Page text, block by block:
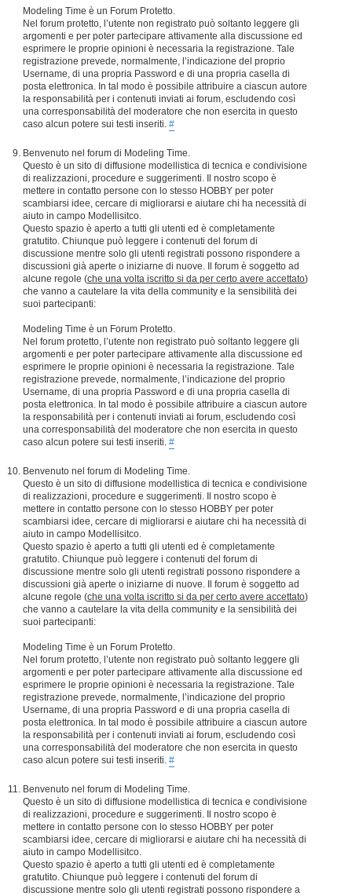
Modeling Time è un Forum Protetto.
Nel forum protetto, l’utente non registrato può soltanto leggere gli
argomenti e per poter partecipare attivamente alla discussione ed
esprimere le proprie opinioni è necessaria la registrazione. Tale
registrazione prevede, normalmente, l’indicazione del proprio
Username, di una propria Password e di una propria casella di
posta elettronica. In tal modo è possibile attribuire a ciascun autore
la responsabilità per i contenuti inviati ai forum, escludendo così
una corresponsabilità del moderatore che non esercita in questo
caso alcun potere sui testi inseriti. #
Benvenuto nel forum di Modeling Time.
Questo è un sito di diffusione modellistica di tecnica e condivisione
di realizzazioni, procedure e suggerimenti. Il nostro scopo è
mettere in contatto persone con lo stesso HOBBY per poter
scambiarsi idee, cercare di migliorarsi e aiutare chi ha necessità di
aiuto in campo Modellisitco.
Questo spazio è aperto a tutti gli utenti ed è completamente
gratutito. Chiunque può leggere i contenuti del forum di
discussione mentre solo gli utenti registrati possono rispondere a
discussioni già aperte o iniziarne di nuove. Il forum è soggetto ad
alcune regole (che una volta iscritto si da per certo avere accettato)
che vanno a cautelare la vita della community e la sensibilità dei
suoi partecipanti:
Modeling Time è un Forum Protetto.
Nel forum protetto, l’utente non registrato può soltanto leggere gli
argomenti e per poter partecipare attivamente alla discussione ed
esprimere le proprie opinioni è necessaria la registrazione. Tale
registrazione prevede, normalmente, l’indicazione del proprio
Username, di una propria Password e di una propria casella di
posta elettronica. In tal modo è possibile attribuire a ciascun autore
la responsabilità per i contenuti inviati ai forum, escludendo così
una corresponsabilità del moderatore che non esercita in questo
caso alcun potere sui testi inseriti. #
Benvenuto nel forum di Modeling Time.
Questo è un sito di diffusione modellistica di tecnica e condivisione
di realizzazioni, procedure e suggerimenti. Il nostro scopo è
mettere in contatto persone con lo stesso HOBBY per poter
scambiarsi idee, cercare di migliorarsi e aiutare chi ha necessità di
aiuto in campo Modellisitco.
Questo spazio è aperto a tutti gli utenti ed è completamente
gratutito. Chiunque può leggere i contenuti del forum di
discussione mentre solo gli utenti registrati possono rispondere a
discussioni già aperte o iniziarne di nuove. Il forum è soggetto ad
alcune regole (che una volta iscritto si da per certo avere accettato)
che vanno a cautelare la vita della community e la sensibilità dei
suoi partecipanti:
Modeling Time è un Forum Protetto.
Nel forum protetto, l’utente non registrato può soltanto leggere gli
argomenti e per poter partecipare attivamente alla discussione ed
esprimere le proprie opinioni è necessaria la registrazione. Tale
registrazione prevede, normalmente, l’indicazione del proprio
Username, di una propria Password e di una propria casella di
posta elettronica. In tal modo è possibile attribuire a ciascun autore
la responsabilità per i contenuti inviati ai forum, escludendo così
una corresponsabilità del moderatore che non esercita in questo
caso alcun potere sui testi inseriti. #
Benvenuto nel forum di Modeling Time.
Questo è un sito di diffusione modellistica di tecnica e condivisione
di realizzazioni, procedure e suggerimenti. Il nostro scopo è
mettere in contatto persone con lo stesso HOBBY per poter
scambiarsi idee, cercare di migliorarsi e aiutare chi ha necessità di
aiuto in campo Modellisitco.
Questo spazio è aperto a tutti gli utenti ed è completamente
gratutito. Chiunque può leggere i contenuti del forum di
discussione mentre solo gli utenti registrati possono rispondere a